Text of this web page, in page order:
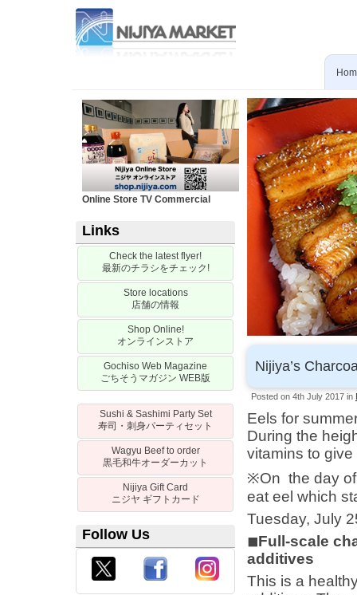
Online Store TV Commercial
Links
Check the latest flyer!
最新のチラシをチェック !
Store locations
店舗の情報
Shop Online!
オンラインストア
Gochiso Web Magazine
ごちそうマガジン WEB版
Sushi & Sashimi Party Set
寿司・刺身パーティセット
Wagyu Beef to order
黒毛和牛オーダーカット
Nijiya Gift Card
ニジヤ ギフトカード
Follow Us
Nijiya’s
Posted on 4th July 2017 in
Eels for
During the
vitamins to
※On the day of
eat eel which
Tuesday, July
◾︎Full-scale
additives
This is a